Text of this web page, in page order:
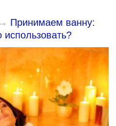
→ Принимаем ванну: